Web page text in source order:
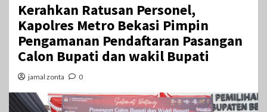
Kerahkan Ratusan Personel,
Kapolres Metro Bekasi Pimpin
Pengamanan Pendaftaran Pasangan
Calon Bupati dan wakil Bupati
jamal zonta 0